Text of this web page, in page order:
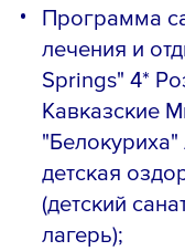
Программа
лечения и
Springs" 4*
Кавказские
"Белокуриха"
детская
(детский
лагерь);